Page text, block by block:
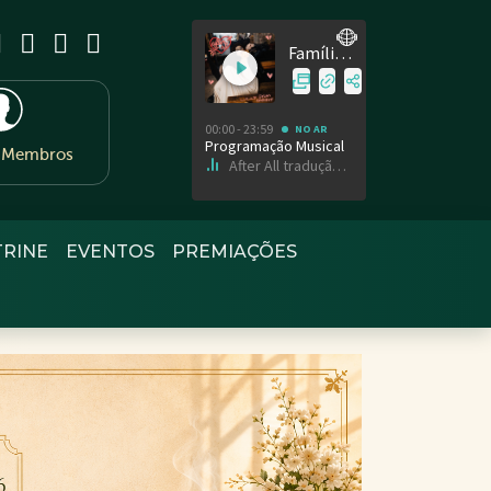
EVENTOS PREMIAÇÕES